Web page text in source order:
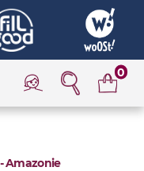
0
Amazonie